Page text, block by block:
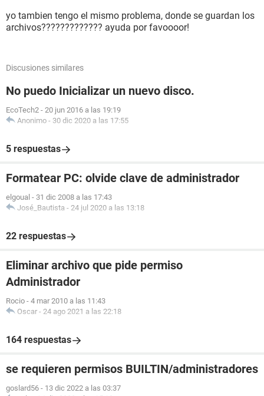
yo tambien tengo el mismo problema, donde se guardan los
archivos????????????? ayuda por favoooor!
Discusiones similares
No puedo Inicializar un nuevo disco.
EcoTech2 - 20 jun 2016 a las 19:19
Anonimo - 30 dic 2020 a las 17:55
5 respuestas
Formatear PC: olvide clave de administrador
elgoual - 31 dic 2008 a las 17:43
José_Bautista - 24 jul 2020 a las 13:18
22 respuestas
Eliminar archivo que pide permiso
Administrador
Rocio - 4 mar 2010 a las 11:43
Oscar - 24 ago 2021 a las 22:18
164 respuestas
se requieren permisos BUILTIN/administradores
goslard56 - 13 dic 2022 a las 03:37